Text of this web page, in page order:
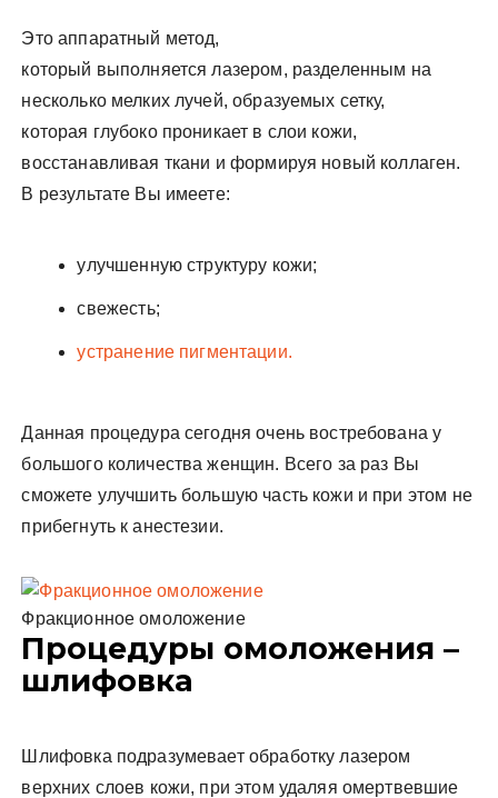
Это аппаратный метод,
который выполняется лазером, разделенным на
несколько мелких лучей, образуемых сетку,
которая глубоко проникает в слои кожи,
восстанавливая ткани и формируя новый коллаген.
В результате Вы имеете:
улучшенную структуру кожи;
свежесть;
устранение пигментации.
Данная процедура сегодня очень востребована у
большого количества женщин. Всего за раз Вы
сможете улучшить большую часть кожи и при этом не
прибегнуть к анестезии.
Фракционное омоложение
Процедуры омоложения –
шлифовка
Шлифовка подразумевает обработку лазером
верхних слоев кожи, при этом удаляя омертвевшие